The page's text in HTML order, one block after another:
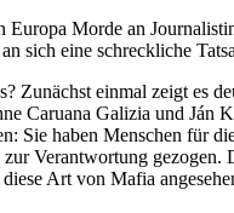
Europa Morde an
sich eine schreckliche
Zunächst einmal zeigt es
Caruana Galizia und Ján
Sie haben Menschen für
zur Verantwortung gezogen.
Art von Mafia